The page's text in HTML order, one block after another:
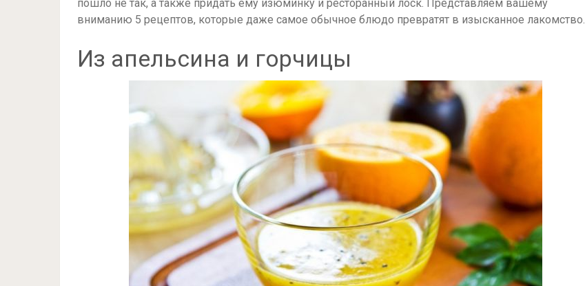
пошло не так, а также придать ему изюминку и ресторанный лоск. Представляем вашему
вниманию 5 рецептов, которые даже самое обычное блюдо превратят в изысканное лакомство.
Из апельсина и горчицы